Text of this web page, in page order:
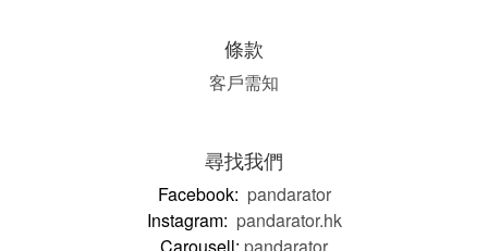
條款
客戶需知
尋找我們
Facebook: pandarator
Instagram: pandarator.hk